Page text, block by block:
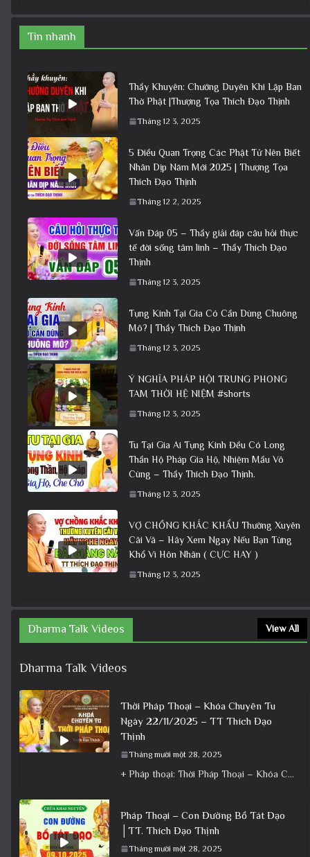
Tin nhanh
Thầy Khuyên: Chướng Duyên Khi Lập Ban
Thờ Phật |Thượng Tọa Thích Đạo Thịnh
Tháng 12 3, 2025
5 Điều Quan Trọng Các Phật Tử Nên Biết
Nhân Dịp Năm Mới 2025 | Thượng Tọa
Thích Đạo Thịnh
Tháng 12 2, 2025
Vấn Đáp 05 – Thầy giải đáp câu hỏi thực
tế đời sống tâm linh – Thầy Thích Đạo
Thịnh
Tháng 12 3, 2025
Tụng Kinh Tại Gia Có Cần Dùng Chuông
Mõ? | Thầy Thích Đạo Thịnh
Tháng 12 3, 2025
Ý NGHĨA PHÁP HỘI TRUNG PHONG
TAM THỜI HỆ NIỆM #shorts
Tháng 12 3, 2025
Tu Tại Gia Ai Tụng Kinh Đều Có Long
Thần Hộ Pháp Gia Hộ, Nhiệm Mầu Vô
Cùng – Thầy Thích Đạo Thịnh.
Tháng 12 3, 2025
VỢ CHỒNG KHẮC KHẨU Thường Xuyên
Cãi Vã – Hãy Xem Ngay Nếu Bạn Từng
Khổ Vì Hôn Nhân ( CỰC HAY )
Tháng 12 3, 2025
Dharma Talk Videos View All
Dharma Talk Videos
Thời Pháp Thoại – Khóa Chuyên Tu
Ngày 22/11/2025 – TT Thích Đạo
Thịnh
Tháng mười một 28, 2025
+ Pháp thoại: Thời Pháp Thoại – Khóa Chuyên Tu Ngày 22/11/2025 – TT Thích Đạo Thịnh + Album: Pháp
Pháp Thoại – Con Đường Bồ Tát Đạo
│TT. Thích Đạo Thịnh
Tháng mười một 28, 2025